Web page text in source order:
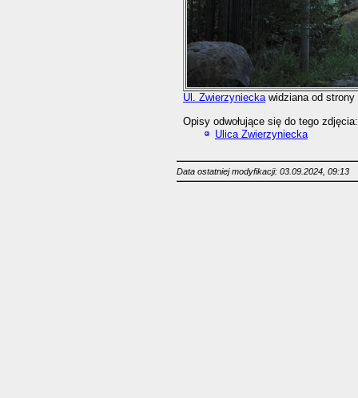
Ul. Zwierzynieckawidziana od strony
Opisy odwołujące się do tego zdjęcia:
Ulica Zwierzyniecka
Data ostatniej modyfikacji: 03.09.2024, 09:13